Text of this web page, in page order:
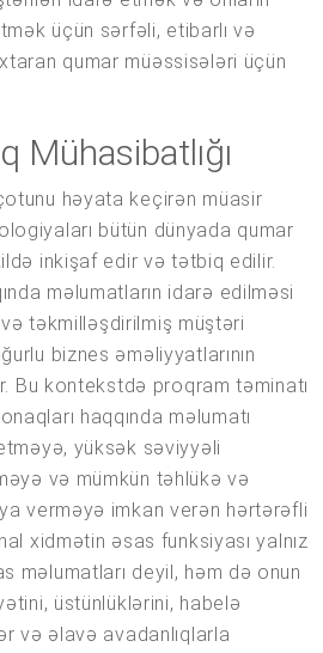
üçün sərfəli, etibarlı və
qumar müəssisələri üçün
Mühasibatlığı
həyata keçirən müasir
bütün dünyada qumar
inkişaf edir və tətbiq edilir.
məlumatların idarə edilməsi
təkmilləşdirilmiş müştəri
biznes əməliyyatlarının
Bu kontekstdə proqram təminatı
haqqında məlumatı
yüksək səviyyəli
və mümkün təhlükə və
verməyə imkan verən hərtərəfli
xidmətin əsas funksiyası yalnız
məlumatları deyil, həm də onun
üstünlüklərini, habelə
və əlavə avadanlıqlarla